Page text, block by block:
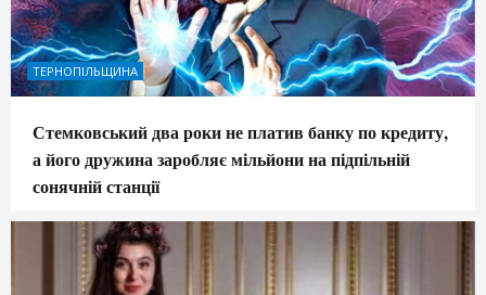
ТЕРНОПІЛЬЩИНА
Стемковський два роки не платив банку по кредиту,
а його дружина заробляє мільйони на підпільній
сонячній станції